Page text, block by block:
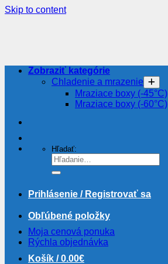
Skip to content
Hľadať:
Prihlásenie / Registrovať sa
Obľúbené položky
Moja cenová ponuka
Rýchla objednávka
Košík /0.00€
Zobraziť kategórie
Chladenie a mrazenie
Mraziace boxy (-45°C)
Mraziace boxy (-60°C)